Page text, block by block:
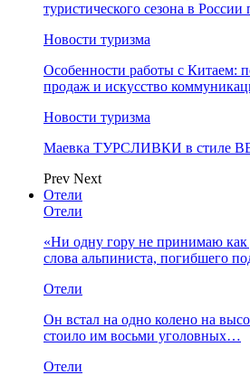
туристического сезона в
Новости туризма
Особенности работы с Китаем:
продаж и искусство
Новости туризма
Маевка ТУРСЛИВКИ в стиле
Prev Next
Отели
Отели
«Ни одну гору не принимаю
слова альпиниста, погибшего
Отели
Он встал на одно колено на
стоило им восьми уголовных…
Отели